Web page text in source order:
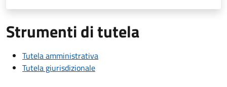
Strumenti di tutela
Tutela amministrativa
Tutela giurisdizionale